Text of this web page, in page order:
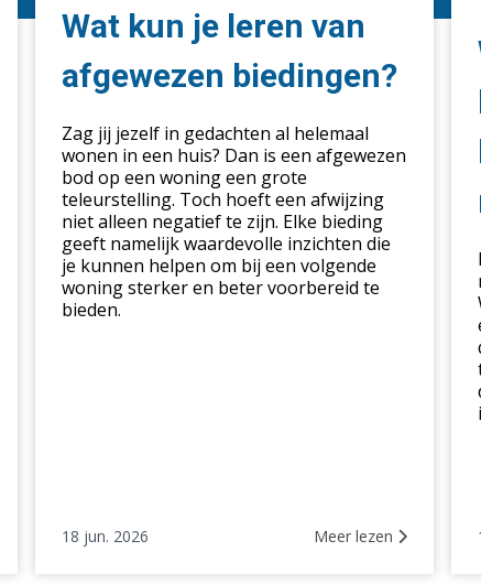
je
leren
van
afgewezen
Wat kun je leren van
afgewezen biedingen?
Zag jij jezelf in gedachten al helemaal
wonen in een huis? Dan is een afgewezen
bod op een woning een grote
teleurstelling. Toch hoeft een afwijzing
niet alleen negatief te zijn. Elke bieding
geeft namelijk waardevolle inzichten die
je kunnen helpen om bij een volgende
woning sterker en beter voorbereid te
bieden.
18 jun. 2026 Meer lezen
meer
een